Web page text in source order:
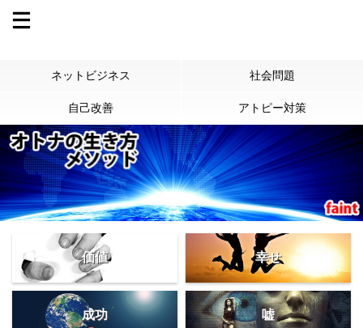
ネットビジネス 社会問題
自己改善 アトピー対策
価値 幸せ
成功 嘘